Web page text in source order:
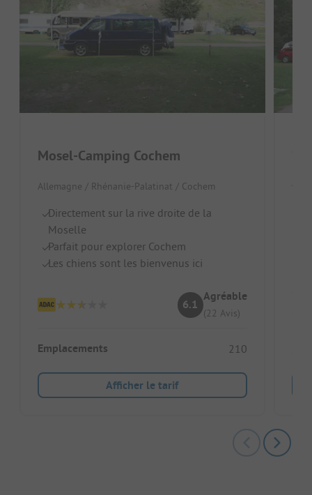
Mosel-Camping Cochem
Allemagne / Rhénanie-Palatinat / Cochem
Directement sur la rive droite de la
Moselle
Parfait pour explorer Cochem
Les chiens sont les bienvenus ici
6.1
Agréable
(22 Avis)
Emplacements 210
Afficher le tarif